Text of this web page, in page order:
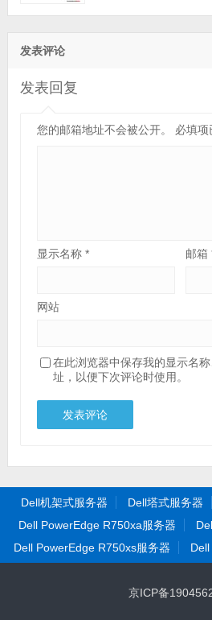
发表评论
发表回复
您的邮箱地址不会被公开。 必填项
显示名称 * 邮箱
网站
在此浏览器中保存我的显示名
址，以便下次评论时使用。
Dell机架式服务器 Dell塔式服务器
Dell PowerEdge R750xa服务器
Dell PowerEdge R750xs服务器
京ICP备